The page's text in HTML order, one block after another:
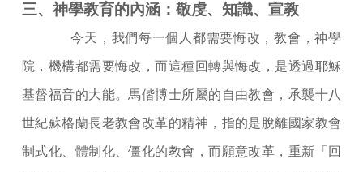
三、神學教育的內涵：敬虔、知識、宣教
今天，我們每一個人都需要悔改，教會，神學
院，機構都需要悔改，而這種回轉與悔改，是透過耶穌
基督福音的大能。馬偕博士所屬的自由教會，承襲十八
世紀蘇格蘭長老教會改革的精神，指的是脫離國家教會
制式化、體制化、僵化的教會，而願意改革，重新「回